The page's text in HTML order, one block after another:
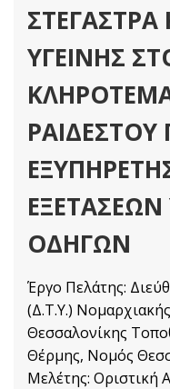
ΣΤΕΓΑΣΤΡΑ
ΥΓΕΙΝΗΣ
ΡΑΙΔΕΣΤΟΥ
ΟΔΗΓΩΝ
Έργο Πελάτης:
(Δ.Τ.Υ.)
Θεσσαλονίκης
Θέρμης, Νομός
Μελέτης: Οριστική